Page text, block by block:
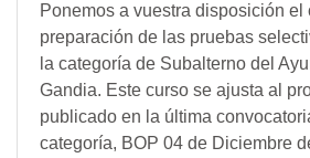
Ponemos a vuestra disposición el
preparación de las pruebas
la categoría de Subalterno del
Gandia. Este curso se ajusta al
publicado en la última
categoría, BOP 04 de Diciembre